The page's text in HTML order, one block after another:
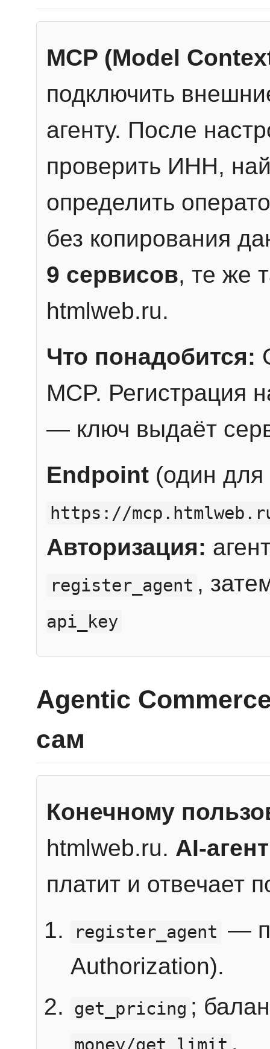
MCP (Model
подключить
агенту. После
проверить ИНН,
определить
без копирования
9 сервисов, те же
htmlweb.ru.
Что понадобится:
MCP. Регистрация
— ключ выдаёт
Endpoint (один для
https://
Авторизация:
register_agent ,
api_key
Agentic
сам
Конечному
htmlweb.ru. AI-агент
платит и отвечает
register_agent —
Authorization).
get_pricing ;
.